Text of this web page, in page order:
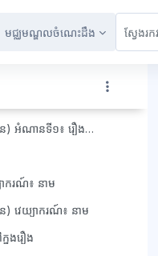
មជ្ឈមណ្ឌលចំណេះដឹង
៖ កាលអាកាស
មេរៀនទី១ (សង្ខេបមេរៀន) អំណានទី១៖ រឿង ភ្នំបាយ៉ង់កោរនៅខេត្តតាកែវ
ាករណ៍៖ នាម​
) វេយ្យាករណ៍៖ នាម​
ងរឿង